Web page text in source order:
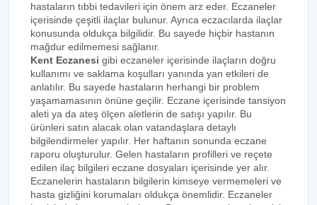
hastaların tıbbi tedavileri için önem arz eder. Eczaneler
içerisinde çeşitli ilaçlar bulunur. Ayrıca eczacılarda ilaçlar
konusunda oldukça bilgilidir. Bu sayede hiçbir hastanın
mağdur edilmemesi sağlanır.
Kent Eczanesi gibi eczaneler içerisinde ilaçların doğru
kullanımı ve saklama koşulları yanında yan etkileri de
anlatılır. Bu sayede hastaların herhangi bir problem
yaşamamasının önüne geçilir. Eczane içerisinde tansiyon
aleti ya da ateş ölçen aletlerin de satışı yapılır. Bu
ürünleri satın alacak olan vatandaşlara detaylı
bilgilendirmeler yapılır. Her haftanın sonunda eczane
raporu oluşturulur. Gelen hastaların profilleri ve reçete
edilen ilaç bilgileri eczane dosyaları içerisinde yer alır.
Eczanelerin hastaların bilgilerin kimseye vermemeleri ve
hasta gizliğini korumaları oldukça önemlidir. Eczaneler